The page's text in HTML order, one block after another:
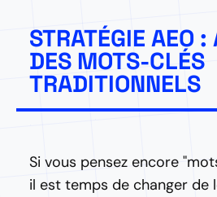
STRATÉGIE AEO
DES MOTS-CLÉS
TRADITIONNELS
Si vous pensez encore
il est temps de changer de